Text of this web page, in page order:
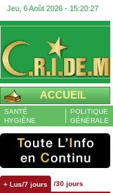
Jeu, 6 Août 2026 - 15:20:28
ACCUEIL
SANTÉ
HYGIÈNE
POLITIQUE
GÉNÉRALE
+ Lus/7 jours /30 jours